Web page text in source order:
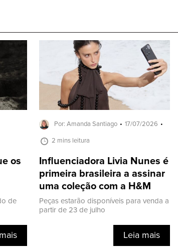
os
de
Por: Amanda Santiago 17/07/2026
2 mins leitura
Influenciadora Livia Nunes é
primeira brasileira a assinar
uma coleção com a H&M
Peças estarão disponíveis para venda a
partir de 23 de julho
Leia mais